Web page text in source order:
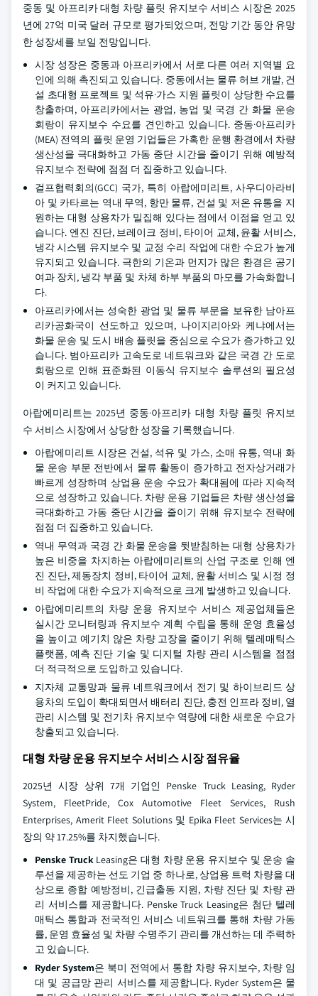
중동 및 아프리카 대형 차량 플릿 유지보수 서비스 시장은 2025
년에 27억 미국 달러 규모로 평가되었으며, 전망 기간 동안 유망
한 성장세를 보일 전망입니다.
시장 성장은 중동과 아프리카에서 서로 다른 여러 지역별 요
인에 의해 촉진되고 있습니다. 중동에서는 물류 허브 개발, 건
설 초대형 프로젝트 및 석유·가스 지원 플릿이 상당한 수요를
창출하며, 아프리카에서는 광업, 농업 및 국경 간 화물 운송
회랑이 유지보수 수요를 견인하고 있습니다. 중동·아프리카
(MEA) 전역의 플릿 운영 기업들은 가혹한 운행 환경에서 차량
생산성을 극대화하고 가동 중단 시간을 줄이기 위해 예방적
유지보수 전략에 점점 더 집중하고 있습니다.
걸프협력회의(GCC) 국가, 특히 아랍에미리트, 사우디아라비
아 및 카타르는 역내 무역, 항만 물류, 건설 및 저온 유통을 지
원하는 대형 상용차가 밀집해 있다는 점에서 이점을 얻고 있
습니다. 엔진 진단, 브레이크 정비, 타이어 교체, 윤활 서비스,
냉각 시스템 유지보수 및 교정 수리 작업에 대한 수요가 높게
유지되고 있습니다. 극한의 기온과 먼지가 많은 환경은 공기
여과 장치, 냉각 부품 및 차체 하부 부품의 마모를 가속화합니
다.
아프리카에서는 성숙한 광업 및 물류 부문을 보유한 남아프
리카공화국이 선도하고 있으며, 나이지리아와 케냐에서는
화물 운송 및 도시 배송 플릿을 중심으로 수요가 증가하고 있
습니다. 범아프리카 고속도로 네트워크와 같은 국경 간 도로
회랑으로 인해 표준화된 이동식 유지보수 솔루션의 필요성
이 커지고 있습니다.
아랍에미리트는 2025년 중동·아프리카 대형 차량 플릿 유지보
수 서비스 시장에서 상당한 성장을 기록했습니다.
아랍에미리트 시장은 건설, 석유 및 가스, 소매 유통, 역내 화
물 운송 부문 전반에서 물류 활동이 증가하고 전자상거래가
빠르게 성장하며 상업용 운송 수요가 확대됨에 따라 지속적
으로 성장하고 있습니다. 차량 운용 기업들은 차량 생산성을
극대화하고 가동 중단 시간을 줄이기 위해 유지보수 전략에
점점 더 집중하고 있습니다.
역내 무역과 국경 간 화물 운송을 뒷받침하는 대형 상용차가
높은 비중을 차지하는 아랍에미리트의 산업 구조로 인해 엔
진 진단, 제동장치 정비, 타이어 교체, 윤활 서비스 및 시정 정
비 작업에 대한 수요가 지속적으로 크게 발생하고 있습니다.
아랍에미리트의 차량 운용 유지보수 서비스 제공업체들은
실시간 모니터링과 유지보수 계획 수립을 통해 운영 효율성
을 높이고 예기치 않은 차량 고장을 줄이기 위해 텔레매틱스
플랫폼, 예측 진단 기술 및 디지털 차량 관리 시스템을 점점
더 적극적으로 도입하고 있습니다.
지자체 교통망과 물류 네트워크에서 전기 및 하이브리드 상
용차의 도입이 확대되면서 배터리 진단, 충전 인프라 정비, 열
관리 시스템 및 전기차 유지보수 역량에 대한 새로운 수요가
창출되고 있습니다.
대형 차량 운용 유지보수 서비스 시장 점유율
2025년 시장 상위 7개 기업인 Penske Truck Leasing, Ryder
System, FleetPride, Cox Automotive Fleet Services, Rush
Enterprises, Amerit Fleet Solutions 및 Epika Fleet Services는 시
장의 약 17.25%를 차지했습니다.
Penske TruckLeasing은 대형 차량 운용 유지보수 및 운송 솔
루션을 제공하는 선도 기업 중 하나로, 상업용 트럭 차량을 대
상으로 종합 예방정비, 긴급출동 지원, 차량 진단 및 차량 관
리 서비스를 제공합니다. Penske Truck Leasing은 첨단 텔레
매틱스 통합과 전국적인 서비스 네트워크를 통해 차량 가동
률, 운영 효율성 및 차량 수명주기 관리를 개선하는 데 주력하
고 있습니다.
Ryder System은 북미 전역에서 통합 차량 유지보수, 차량 임
대 및 공급망 관리 서비스를 제공합니다. Ryder System은 물